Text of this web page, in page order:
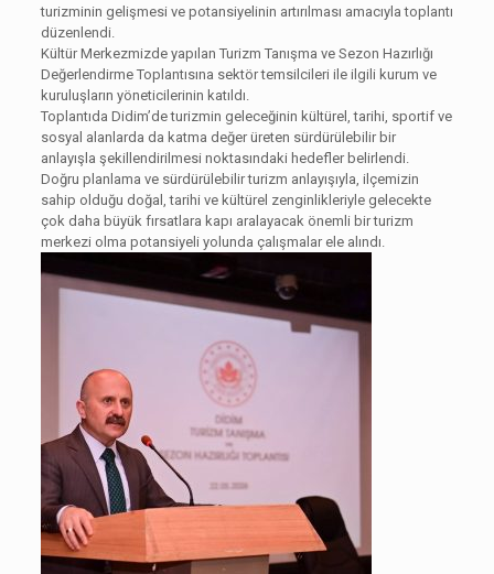
turizminin gelişmesi ve potansiyelinin artırılması amacıyla toplantı
düzenlendi.
Kültür Merkezmizde yapılan Turizm Tanışma ve Sezon Hazırlığı
Değerlendirme Toplantısına sektör temsilcileri ile ilgili kurum ve
kuruluşların yöneticilerinin katıldı.
Toplantıda Didim’de turizmin geleceğinin kültürel, tarihi, sportif ve
sosyal alanlarda da katma değer üreten sürdürülebilir bir
anlayışla şekillendirilmesi noktasındaki hedefler belirlendi.
Doğru planlama ve sürdürülebilir turizm anlayışıyla, ilçemizin
sahip olduğu doğal, tarihi ve kültürel zenginlikleriyle gelecekte
çok daha büyük fırsatlara kapı aralayacak önemli bir turizm
merkezi olma potansiyeli yolunda çalışmalar ele alındı.